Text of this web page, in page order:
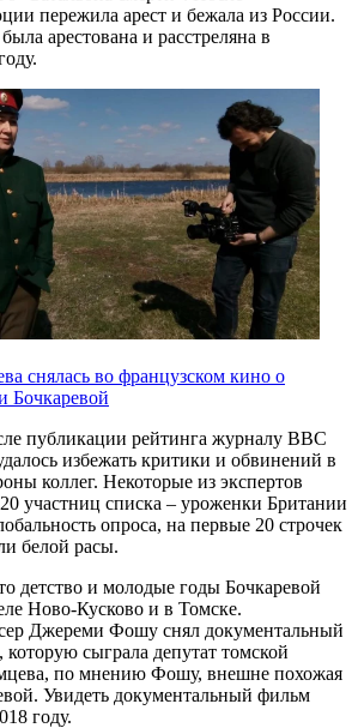
пережила арест и бежала из России.
арестована и расстреляна в
снялась во французском кино о
Бочкаревой
публикации рейтинга журналу BBC
избежать критики и обвинений в
коллег. Некоторые из экспертов
участниц списка – уроженки Британии
опроса, на первые 20 строчек
белой расы.
детство и молодые годы Бочкаревой
Ново-Кусково и в Томске.
Джереми Фошу снял документальный
сыграла депутат томской
по мнению Фошу, внешне похожая
Увидеть документальный фильм
году.